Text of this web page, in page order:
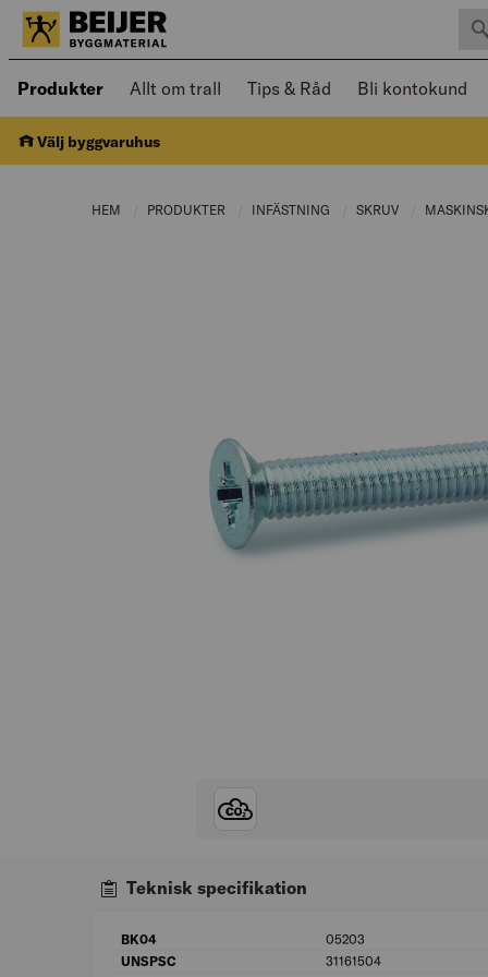
Produkter Öppnad meny kan navigeras med
Allt om trall Tips & Råd Bli kontokund
Välj byggvaruhus
HEM PRODUKTER CURRENT PAGE:
INFÄSTNING CURRENT PAGE:
SKRUV CURRENT
Teknisk specifikation
BK04 05203
UNSPSC
31161504